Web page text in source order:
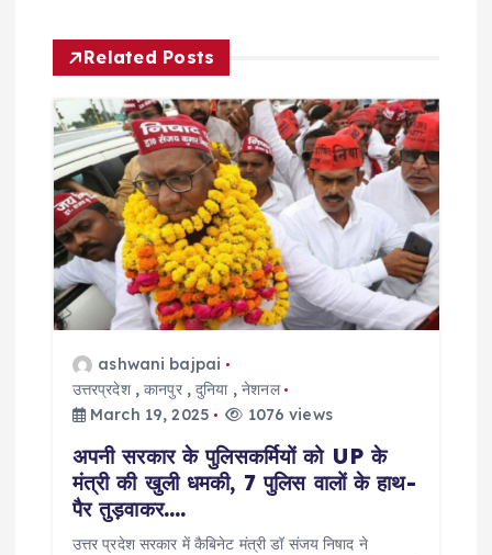
v
g
a
t
Related Posts
ashwani bajpai
उत्तरप्रदेश,कानपुर,दुनिया,नेशनल
March 19, 2025
1076 views
अपनी सरकार के पुलिसकर्मियों को UP के
मंत्री की खुली धमकी, 7 पुलिस वालों के हाथ-
पैर तुड़वाकर….
उत्तर प्रदेश सरकार में कैबिनेट मंत्री डॉ संजय निषाद ने